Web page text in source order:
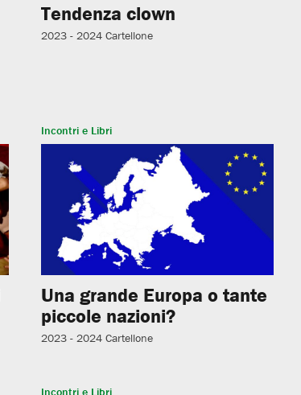
Tendenza clown
2023 - 2024 Cartellone
Incontri e Libri
Una grande Europa o tante
piccole nazioni?
2023 - 2024 Cartellone
Incontri e Libri